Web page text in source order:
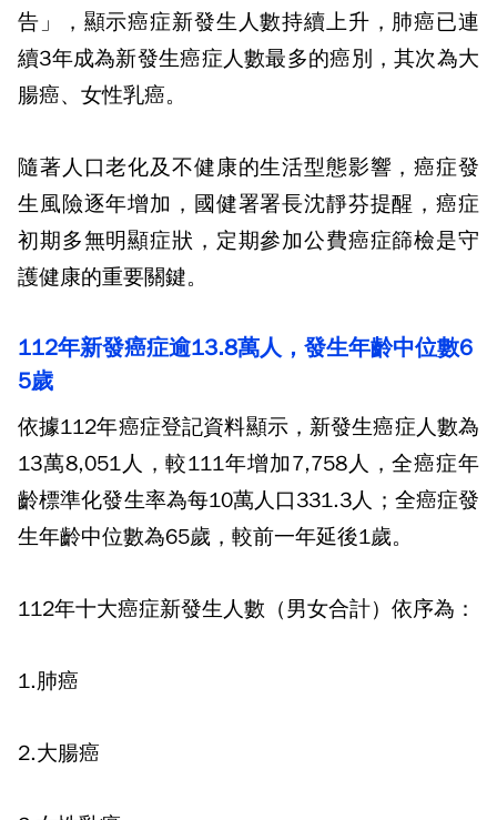
告」，顯示癌症新發生人數持續上升，肺癌已連
續3年成為新發生癌症人數最多的癌別，其次為大
腸癌、女性乳癌。
隨著人口老化及不健康的生活型態影響，癌症發
生風險逐年增加，國健署署長沈靜芬提醒，癌症
初期多無明顯症狀，定期參加公費癌症篩檢是守
護健康的重要關鍵。
112年新發癌症逾13.8萬人，發生年齡中位數6
5歲
依據112年癌症登記資料顯示，新發生癌症人數為
13萬8,051人，較111年增加7,758人，全癌症年
齡標準化發生率為每10萬人口331.3人；全癌症發
生年齡中位數為65歲，較前一年延後1歲。
112年十大癌症新發生人數（男女合計）依序為：
1.肺癌
2.大腸癌